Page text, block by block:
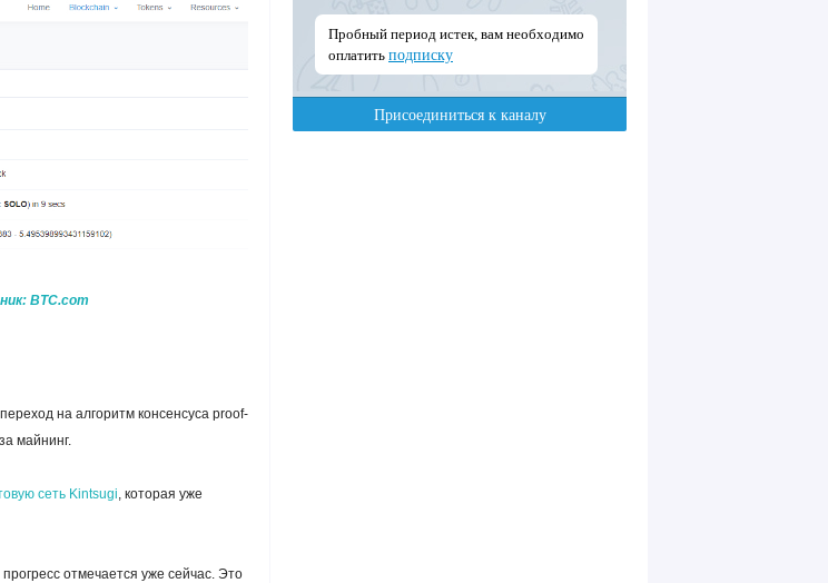
BTC.com
на алгоритм консенсуса proof-
майнинг.
сеть Kintsugi, которая уже
отмечается уже сейчас. Это